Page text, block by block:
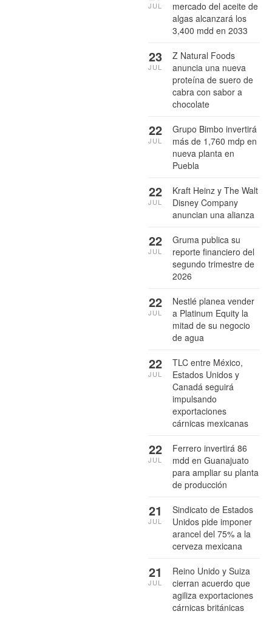
mercado del aceite de
algas alcanzará los
3,400 mdd en 2033
JUL
Z Natural Foods
anuncia una nueva
proteína de suero de
cabra con sabor a
chocolate
23
JUL
Grupo Bimbo invertirá
más de 1,760 mdp en
nueva planta en
Puebla
22
JUL
Kraft Heinz y The Walt
Disney Company
anuncian una alianza
22
JUL
Gruma publica su
reporte financiero del
segundo trimestre de
2026
22
JUL
Nestlé planea vender
a Platinum Equity la
mitad de su negocio
de agua
22
JUL
TLC entre México,
Estados Unidos y
Canadá seguirá
impulsando
exportaciones
cárnicas mexicanas
22
JUL
Ferrero invertirá 86
mdd en Guanajuato
para ampliar su planta
de producción
22
JUL
Sindicato de Estados
Unidos pide imponer
arancel del 75% a la
cerveza mexicana
21
JUL
Reino Unido y Suiza
cierran acuerdo que
agiliza exportaciones
cárnicas británicas
21
JUL